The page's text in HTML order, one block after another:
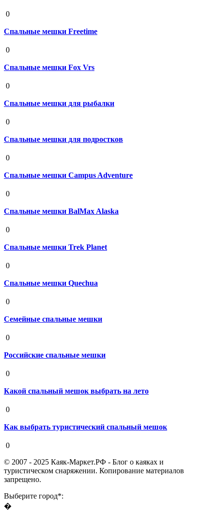
0
Спальные мешки Freetime
0
Спальные мешки Fox Vrs
0
Спальные мешки для рыбалки
0
Спальные мешки для подростков
0
Спальные мешки Campus Adventure
0
Спальные мешки BalMax Alaska
0
Спальные мешки Trek Planet
0
Спальные мешки Quechua
0
Семейные спальные мешки
0
Российские спальные мешки
0
Какой спальный мешок выбрать на лето
0
Как выбрать туристический спальный мешок
0
© 2007 - 2025 Каяк-Маркет.РФ - Блог о каяках и
туристическом снаряжении. Копирование материалов
запрещено.
Выберите город*:
�